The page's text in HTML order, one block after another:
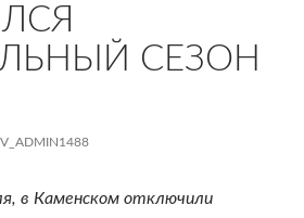
СЕЗОН
в Каменском отключили